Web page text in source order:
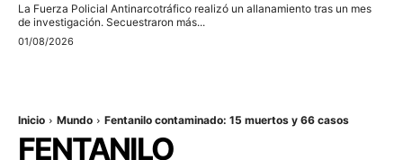
La Fuerza Policial Antinarcotráfico realizó un allanamiento tras un mes
de investigación. Secuestraron más...
01/08/2026